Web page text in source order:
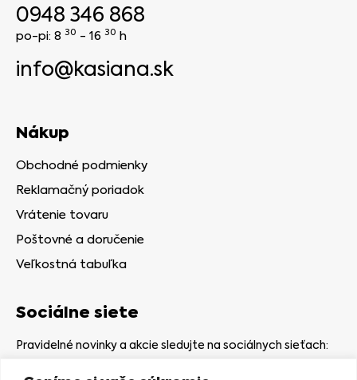
0948 346 868
po-pi: 8 30 - 16 30 h
info@kasiana.sk
Nákup
Obchodné podmienky
Reklamačný poriadok
Vrátenie tovaru
Poštovné a doručenie
Veľkostná tabuľka
Sociálne siete
Pravidelné novinky a akcie sledujte na sociálnych sieťach: